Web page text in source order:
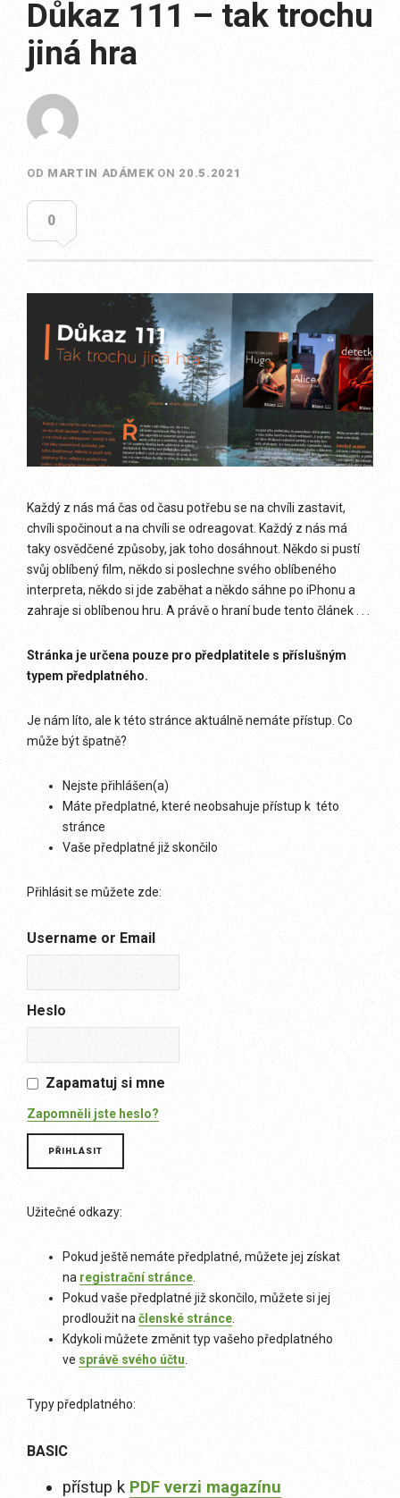
Důkaz 111 – tak trochu
jiná hra
OD MARTIN ADÁMEK ON 20.5.2021
0
Každý z nás má čas od času potřebu se na chvíli zastavit,
chvíli spočinout a na chvíli se odreagovat. Každý z nás má
taky osvědčené způsoby, jak toho dosáhnout. Někdo si pustí
svůj oblíbený film, někdo si poslechne svého oblíbeného
interpreta, někdo si jde zaběhat a někdo sáhne po iPhonu a
zahraje si oblíbenou hru. A právě o hraní bude tento článek . . .
Stránka je určena pouze pro předplatitele s příslušným
typem předplatného.
Je nám líto, ale k této stránce aktuálně nemáte přístup. Co
může být špatně?
Nejste přihlášen(a)
Máte předplatné, které neobsahuje přístup k této
stránce
Vaše předplatné již skončilo
Přihlásit se můžete zde:
Username or Email
Heslo
Zapamatuj si mne
Zapomněli jste heslo?
Užitečné odkazy:
Pokud ještě nemáte předplatné, můžete jej získat
na registrační stránce
Pokud vaše předplatné již skončilo, můžete si jej
prodloužit na členské stránce
Kdykoli můžete změnit typ vašeho předplatného
ve správě svého účtu
Typy předplatného:
BASIC
přístup k PDF verzi magazínu